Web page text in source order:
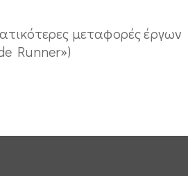
μεταφορές έργων
Runner»)